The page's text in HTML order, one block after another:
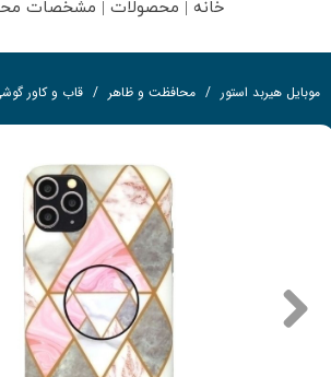
خانه | محصولات | مشخصات
موبایل هیربد استور محافظت و ظاهر قاب و کاور